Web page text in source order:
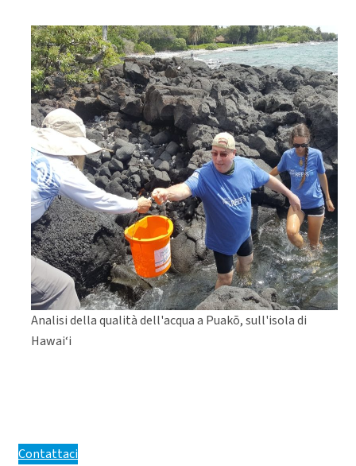
Analisi della qualità dell'acqua a Puakō, sull'isola di
Hawai‘i
Contattaci